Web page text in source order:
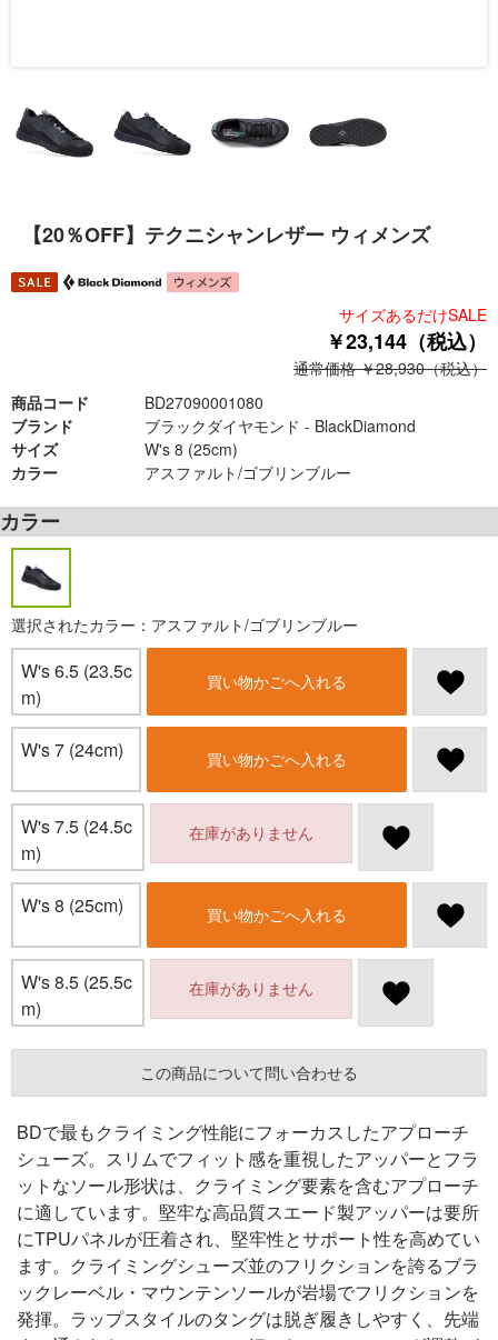
【20％OFF】テクニシャンレザー ウィメンズ
サイズあるだけSALE
￥23,144（税込）
通常価格 ￥28,930（税込）
商品コード
BD27090001080
ブランド
ブラックダイヤモンド - BlackDiamond
サイズ
W's 8 (25cm)
カラー
アスファルト/ゴブリンブルー
カラー
選択されたカラー：アスファルト/ゴブリンブルー
W's 6.5 (23.5c
m)
買い物かごへ入れる
W's 7 (24cm) 買い物かごへ入れる
W's 7.5 (24.5c
m)
在庫がありません
W's 8 (25cm) 買い物かごへ入れる
W's 8.5 (25.5c
m)
在庫がありません
この商品について問い合わせる
BDで最もクライミング性能にフォーカスしたアプローチ
シューズ。スリムでフィット感を重視したアッパーとフラ
ットなソール形状は、クライミング要素を含むアプローチ
に適しています。堅牢な高品質スエード製アッパーは要所
にTPUパネルが圧着され、堅牢性とサポート性を高めてい
ます。クライミングシューズ並のフリクションを誇るブラ
ックレーベル・マウンテンソールが岩場でフリクションを
発揮。ラップスタイルのタングは脱ぎ履きしやすく、先端